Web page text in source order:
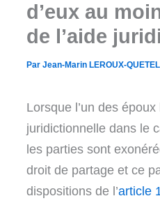
d’eux au
de l’aide
ParJean-Marin LEROUX-
Lorsque l’un des
juridictionnelle dans le
les parties sont
droit de partage et ce
dispositions de l’article